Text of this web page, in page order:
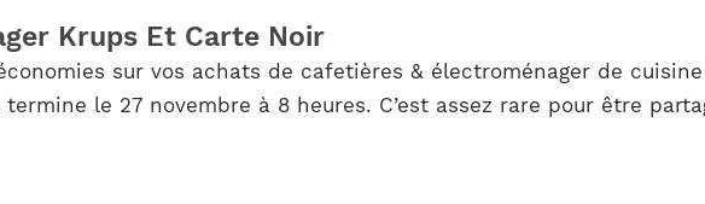
Krups Et Carte Noir
sur vos achats de cafetières & électroménager de
le 27 novembre à 8 heures. C’est assez rare pour être